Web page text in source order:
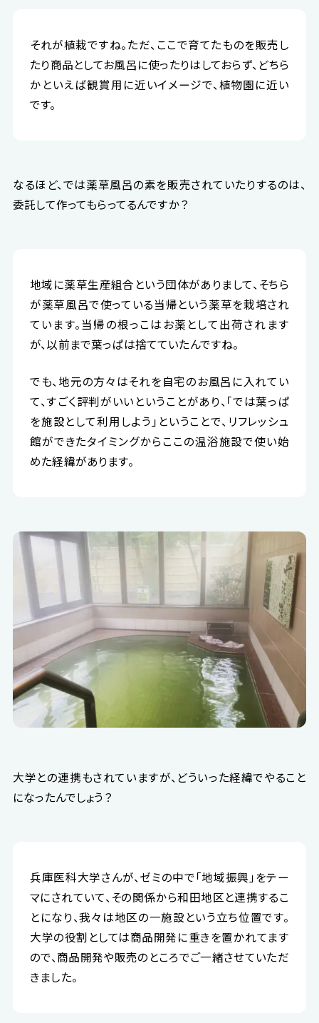
それが植栽ですね。ただ、ここで育てたものを販売し
たり商品としてお風呂に使ったりはしておらず、どちら
かといえば観賞用に近いイメージで、植物園に近い
です。
なるほど、では薬草風呂の素を販売されていたりするのは、
委託して作ってもらってるんですか？
地域に薬草生産組合という団体がありまして、そちら
が薬草風呂で使っている当帰という薬草を栽培され
ています。当帰の根っこはお薬として出荷されます
が、以前まで葉っぱは捨てていたんですね。
でも、地元の方々はそれを自宅のお風呂に入れてい
て、すごく評判がいいということがあり、「では葉っぱ
を施設として利用しよう」ということで、リフレッシュ
館ができたタイミングからここの温浴施設で使い始
めた経緯があります。
大学との連携もされていますが、どういった経緯でやること
になったんでしょう？
兵庫医科大学さんが、ゼミの中で「地域振興」をテー
マにされていて、その関係から和田地区と連携するこ
とになり、我々は地区の一施設という立ち位置です。
大学の役割としては商品開発に重きを置かれてます
ので、商品開発や販売のところでご一緒させていただ
きました。